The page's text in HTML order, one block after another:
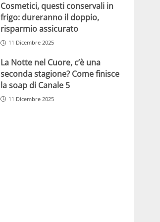
Cosmetici, questi conservali in
frigo: dureranno il doppio,
risparmio assicurato
11 Dicembre 2025
La Notte nel Cuore, c’è una
seconda stagione? Come finisce
la soap di Canale 5
11 Dicembre 2025